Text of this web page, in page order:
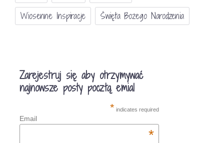
Wiosenne Inspiracje
Święta Bożego Narodzenia
Zarejestruj się aby otrzymywać
najnowsze posty pocztą emial
* indicates required
Email
*